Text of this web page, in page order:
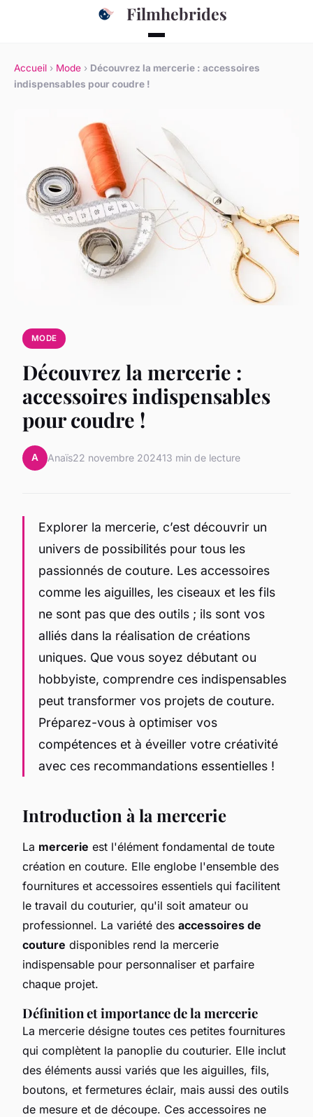
Filmhebrides
Accueil › Mode › Découvrez la mercerie : accessoires
indispensables pour coudre !
MODE
Découvrez la mercerie :
accessoires indispensables
pour coudre !
A Anaïs22 novembre 202413 min de lecture
Explorer la mercerie, c’est découvrir un
univers de possibilités pour tous les
passionnés de couture. Les accessoires
comme les aiguilles, les ciseaux et les fils
ne sont pas que des outils ; ils sont vos
alliés dans la réalisation de créations
uniques. Que vous soyez débutant ou
hobbyiste, comprendre ces indispensables
peut transformer vos projets de couture.
Préparez-vous à optimiser vos
compétences et à éveiller votre créativité
avec ces recommandations essentielles !
Introduction à la mercerie
La mercerie est l'élément fondamental de toute
création en couture. Elle englobe l'ensemble des
fournitures et accessoires essentiels qui facilitent
le travail du couturier, qu'il soit amateur ou
professionnel. La variété des accessoires de
couture disponibles rend la mercerie
indispensable pour personnaliser et parfaire
chaque projet.
Définition et importance de la mercerie
La mercerie désigne toutes ces petites fournitures
qui complètent la panoplie du couturier. Elle inclut
des éléments aussi variés que les aiguilles, fils,
boutons, et fermetures éclair, mais aussi des outils
de mesure et de découpe. Ces accessoires ne